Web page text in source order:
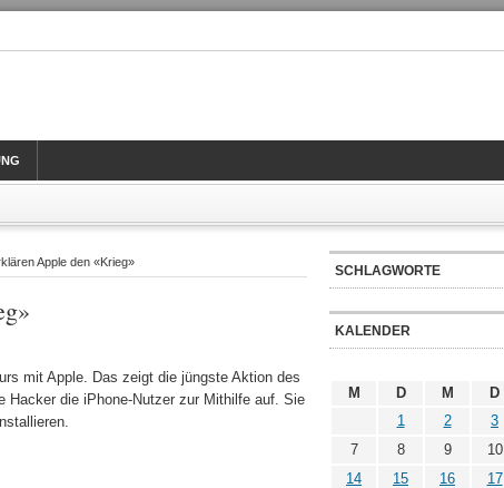
Apple den «Krieg»
mit Apple. Das zeigt die jüngste Aktion des
Hacker die iPhone-Nutzer zur Mithilfe auf. Sie
SCHLAGWORTE
KALENDER
M D M D
1 2 3
7
8 9 10
14
15 16 17